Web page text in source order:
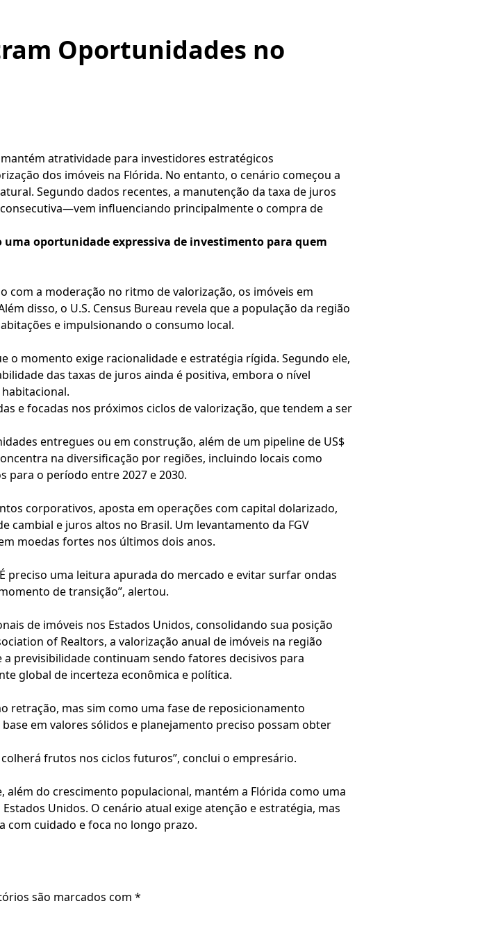
Oportunidades no
atratividade para investidores estratégicos
dos imóveis na Flórida. No entanto, o cenário começou a
Segundo dados recentes, a manutenção da taxa de juros
influenciando principalmente o compra de
oportunidade expressiva de investimento para quem
com a moderação no ritmo de valorização, os imóveis em
disso, o U.S. Census Bureau revela que a população da região
e impulsionando o consumo local.
o momento exige racionalidade e estratégia rígida. Segundo ele,
das taxas de juros ainda é positiva, embora o nível
e focadas nos próximos ciclos de valorização, que tendem a ser
entregues ou em construção, além de um pipeline de US$
na diversificação por regiões, incluindo locais como
para o período entre 2027 e 2030.
corporativos, aposta em operações com capital dolarizado,
cambial e juros altos no Brasil. Um levantamento da FGV
moedas fortes nos últimos dois anos.
preciso uma leitura apurada do mercado e evitar surfar ondas
de transição”, alertou.
de imóveis nos Estados Unidos, consolidando sua posição
of Realtors, a valorização anual de imóveis na região
a previsibilidade continuam sendo fatores decisivos para
global de incerteza econômica e política.
retração, mas sim como uma fase de reposicionamento
em valores sólidos e planejamento preciso possam obter
frutos nos ciclos futuros”, conclui o empresário.
do crescimento populacional, mantém a Flórida como uma
Unidos. O cenário atual exige atenção e estratégia, mas
com cuidado e foca no longo prazo.
são marcados com *